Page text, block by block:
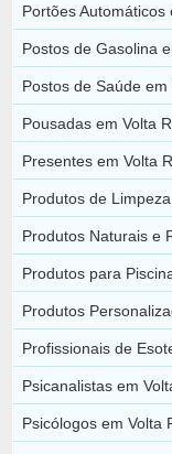
Portões Automáticos
Postos de Gasolina
Postos de Saúde
Pousadas em Volta
Presentes em Volta
Produtos de
Produtos Naturais e
Produtos para
Produtos
Profissionais de
Psicanalistas em
Psicólogos em Volta